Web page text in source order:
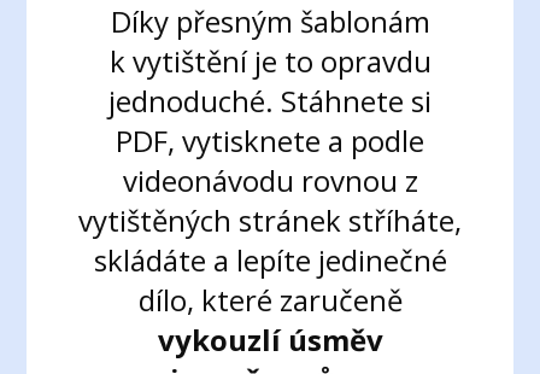
Díky přesným šablonám
k vytištění je to opravdu
jednoduché. Stáhnete si
PDF, vytisknete a podle
videonávodu rovnou z
vytištěných stránek stříháte,
skládáte a lepíte jedinečné
dílo, které zaručeně
vykouzlí úsměv